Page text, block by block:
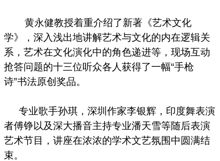
黄永健教授着重介绍了新著 《艺术文化
学》，深入浅出地讲解艺术与文化的内在逻辑关
系，艺术在文化演化中的角色递进等，现场互动
抢答问题的十三位听众各人获得了一幅“手枪
诗”书法原创奖品。
专业歌手孙琪，深圳作家李银辉，印度舞表演
者傅铮以及深大播音主持专业潘天雪等随后表演
艺术节目，讲座在浓浓的学术文艺氛围中圆满结
束。